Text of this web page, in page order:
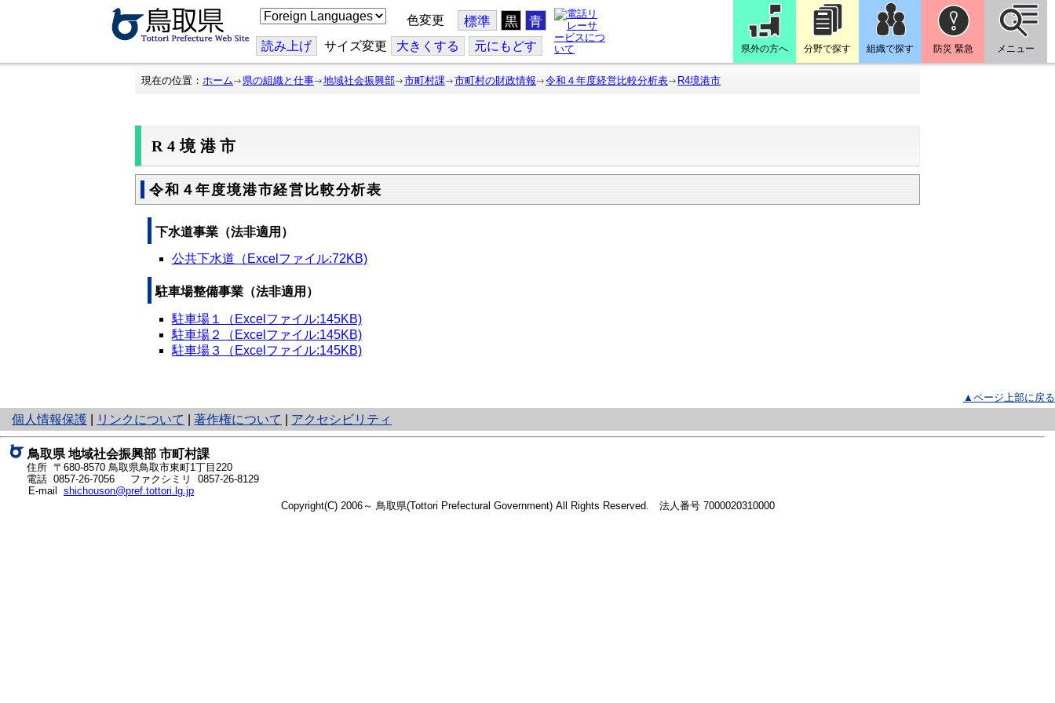
こ
の
ジ
を
翻
色変更 標準 黒 青
読み上げ サイズ変更 大きくする 元にもどす 県外の方へ 分野で探す 組織で探す 防災 緊急 メニュー
現在の位置： ホーム 県の組織と仕事 地域社会振興部 市町村課 市町村の財政情報 令和４年度経営比較分析表 R4境港市
R4境港市
令和４年度境港市経営比較分析表
下水道事業（法非適用）
公共下水道（Excelファイル:72KB)
駐車場整備事業（法非適用）
駐車場１（Excelファイル:145KB)
駐車場２（Excelファイル:145KB)
駐車場３（Excelファイル:145KB)
▲ページ上部に戻る
個人情報保護
と
り
ネ
ッ
ト
へ
リンクについて 著作権について アクセシビリティ
鳥取県 地域社会振興部 市町村課
住所 〒680-8570 鳥取県鳥取市東町1丁目220
電話 0857-26-7056
ファクシミリ 0857-26-8129
E-mail shichouson@pref.tottori.lg.jp
Copyright(C) 2006～ 鳥取県(Tottori Prefectural Government) All Rights Reserved. 法人番号 7000020310000